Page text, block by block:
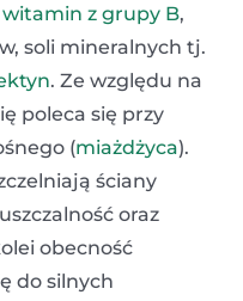
witamin z grupy B,
soli mineralnych tj.
. Ze względu na
poleca się przy
(miażdżyca).
ściany
oraz
obecność
do silnych